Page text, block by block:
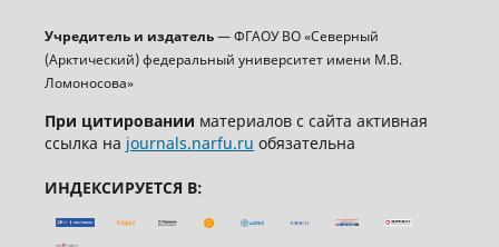
Учредитель и издатель— ФГАОУ ВО «Северный
(Арктический) федеральный университет имени М.В.
Ломоносова»
При цитировании материалов с сайта активная
ссылка на journals.narfu.ru обязательна
ИНДЕКСИРУЕТСЯ В: